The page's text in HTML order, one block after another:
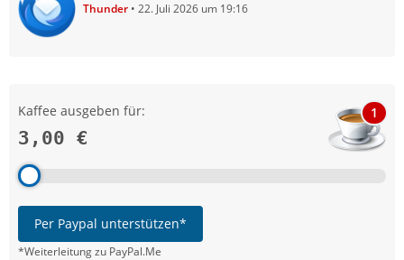
Thunder 22. Juli 2026 um 19:16
Kaffee ausgeben für:
3,00 €
1
Per Paypal unterstützen*
*Weiterleitung zu PayPal.Me